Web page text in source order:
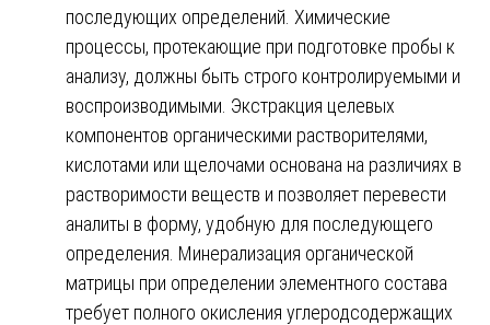
последующих определений. Химические
процессы, протекающие при подготовке пробы к
анализу, должны быть строго контролируемыми и
воспроизводимыми. Экстракция целевых
компонентов органическими растворителями,
кислотами или щелочами основана на различиях в
растворимости веществ и позволяет перевести
аналиты в форму, удобную для последующего
определения. Минерализация органической
матрицы при определении элементного состава
требует полного окисления углеродсодержащих